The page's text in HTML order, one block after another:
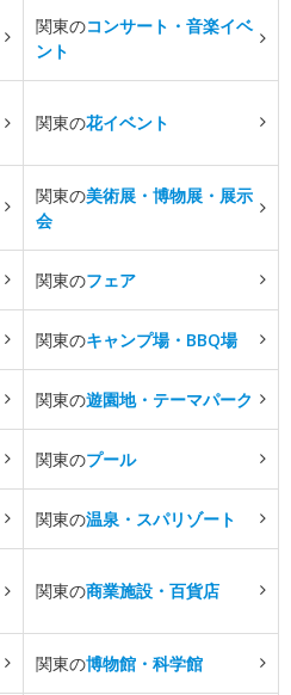
関東のコンサート・音楽イベ
ント
関東の花イベント
関東の美術展・博物展・展示
会
関東のフェア
関東のキャンプ場・BBQ場
関東の遊園地・テーマパーク
関東のプール
関東の温泉・スパリゾート
関東の商業施設・百貨店
関東の博物館・科学館